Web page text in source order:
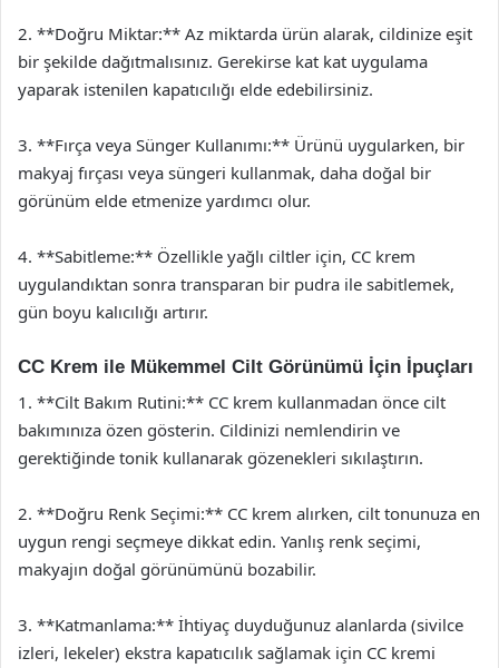
2. **Doğru Miktar:** Az miktarda ürün alarak, cildinize eşit
bir şekilde dağıtmalısınız. Gerekirse kat kat uygulama
yaparak istenilen kapatıcılığı elde edebilirsiniz.
3. **Fırça veya Sünger Kullanımı:** Ürünü uygularken, bir
makyaj fırçası veya süngeri kullanmak, daha doğal bir
görünüm elde etmenize yardımcı olur.
4. **Sabitleme:** Özellikle yağlı ciltler için, CC krem
uygulandıktan sonra transparan bir pudra ile sabitlemek,
gün boyu kalıcılığı artırır.
CC Krem ile Mükemmel Cilt Görünümü İçin İpuçları
1. **Cilt Bakım Rutini:** CC krem kullanmadan önce cilt
bakımınıza özen gösterin. Cildinizi nemlendirin ve
gerektiğinde tonik kullanarak gözenekleri sıkılaştırın.
2. **Doğru Renk Seçimi:** CC krem alırken, cilt tonunuza en
uygun rengi seçmeye dikkat edin. Yanlış renk seçimi,
makyajın doğal görünümünü bozabilir.
3. **Katmanlama:** İhtiyaç duyduğunuz alanlarda (sivilce
izleri, lekeler) ekstra kapatıcılık sağlamak için CC kremi